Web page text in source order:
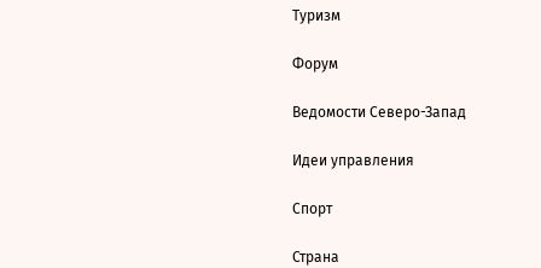
Туризм
Форум
Ведомости Северо-Запад
Идеи управления
Спорт
Страна